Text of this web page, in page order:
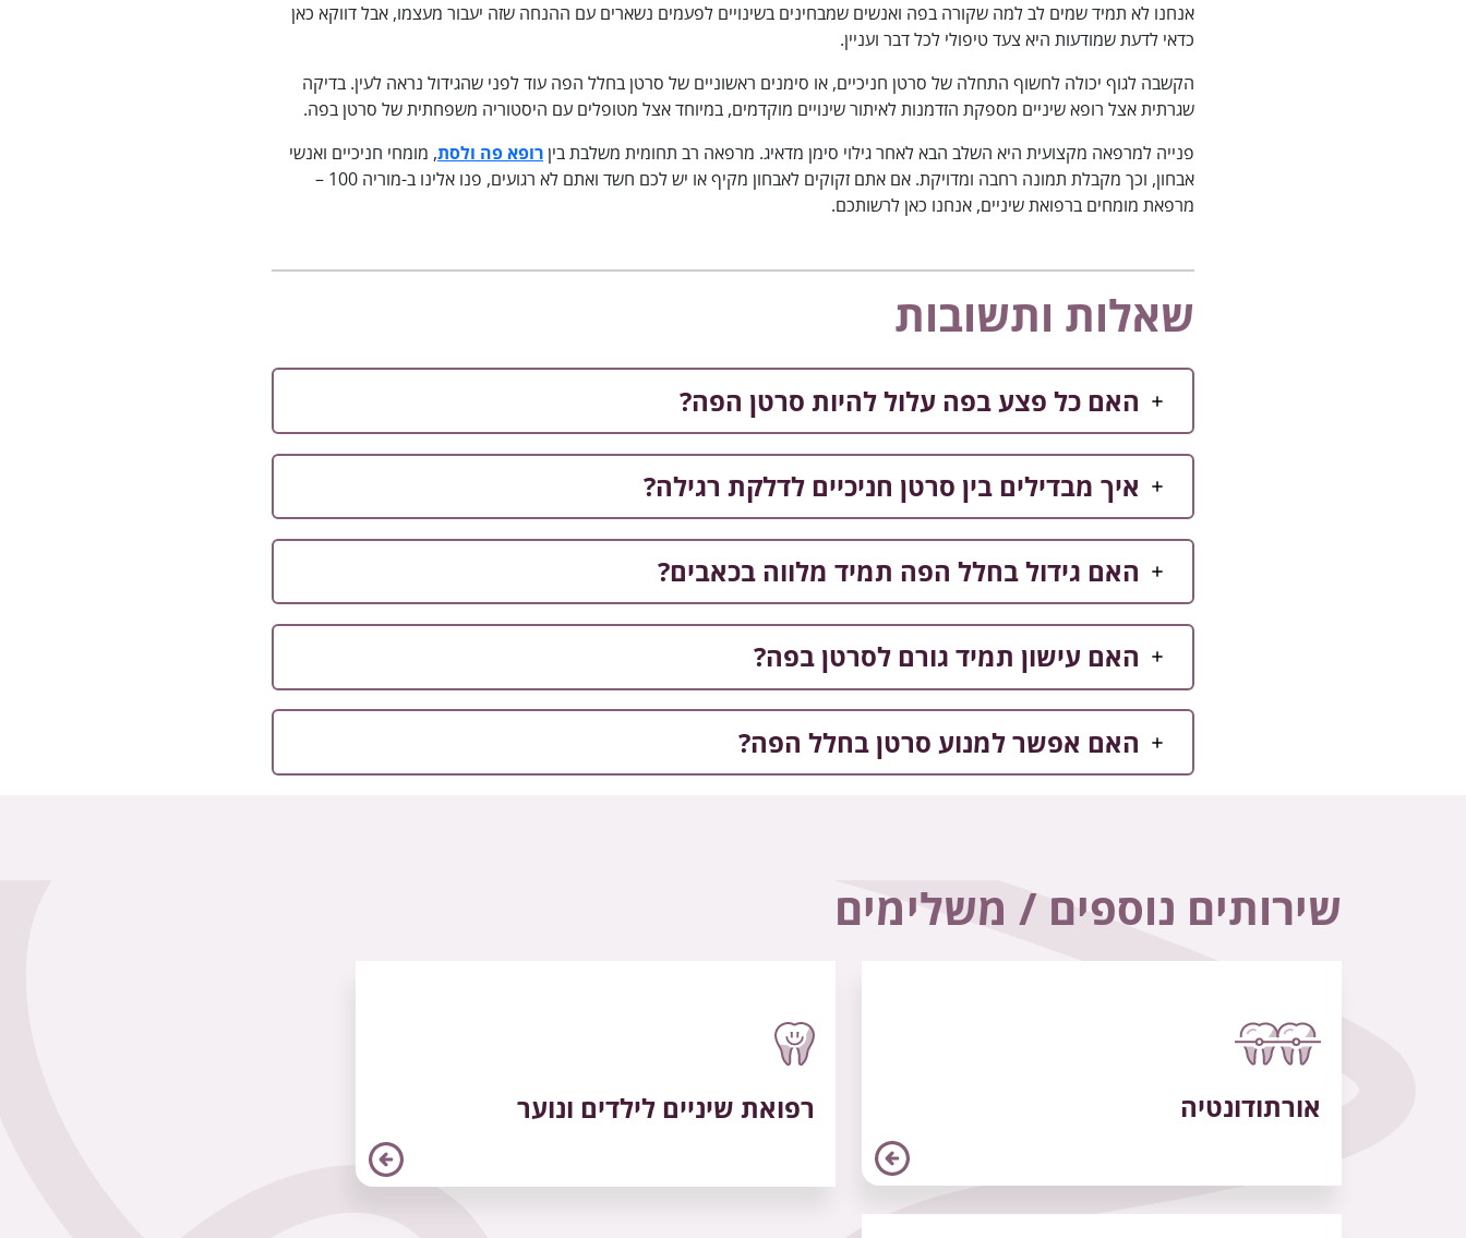
אנחנו לא תמיד שמים לב למה שקורה בפה ואנשים שמבחינים בשינויים לפעמים נשארים עם ההנחה שזה יעבור מעצמו, אבל דווקא כאן
כדאי לדעת שמודעות היא צעד טיפולי לכל דבר ועניין.
הקשבה לגוף יכולה לחשוף התחלה של סרטן חניכיים, או סימנים ראשוניים של סרטן בחלל הפה עוד לפני שהגידול נראה לעין. בדיקה
שגרתית אצל רופא שיניים מספקת הזדמנות לאיתור שינויים מוקדמים, במיוחד אצל מטופלים עם היסטוריה משפחתית של סרטן בפה.
פנייה למרפאה מקצועית היא השלב הבא לאחר גילוי סימן מדאיג. מרפאה רב תחומית משלבת בין רופא פה ולסת, מומחי חניכיים ואנשי
אבחון, וכך מקבלת תמונה רחבה ומדויקת. אם אתם זקוקים לאבחון מקיף או יש לכם חשד ואתם לא רגועים, פנו אלינו ב-מוריה 100 –
מרפאת מומחים ברפואת שיניים, אנחנו כאן לרשותכם.
שאלות ותשובות
האם כל פצע בפה עלול להיות סרטן הפה?
איך מבדילים בין סרטן חניכיים לדלקת רגילה?
האם גידול בחלל הפה תמיד מלווה בכאבים?
האם עישון תמיד גורם לסרטן בפה?
האם אפשר למנוע סרטן בחלל הפה?
שירותים נוספים / משלימים
אורתודונטיה רפואת שיניים לילדים ונוער